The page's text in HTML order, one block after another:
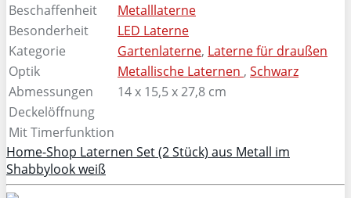
Beschaffenheit
Metalllaterne
Besonderheit
LED Laterne
Kategorie
Gartenlaterne, Laterne für draußen
Optik
Metallische Laternen , Schwarz
Abmessungen
14 x 15,5 x 27,8 cm
Deckelöffnung
Mit Timerfunktion
Home-Shop Laternen Set (2 Stück) aus Metall im
Shabbylook weiß